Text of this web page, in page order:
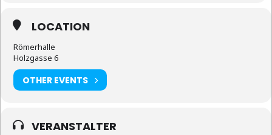
LOCATION
Römerhalle
Holzgasse 6
OTHER EVENTS
VERANSTALTER